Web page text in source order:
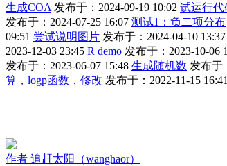
生成COA 发布于：2024-09-19 10:02 试运行代
发布于：2024-07-25 16:07 测试1：负二项分布
09:51 尝试说明图片 发布于：2024-04-10 13:37
2023-12-03 23:45 R demo 发布于：2023-10-06
发布于：2023-06-07 15:48 生成随机数 发布于
算，logp函数，修改 发布于：2022-11-15 16:41
作者 追赶太阳（wanghaor）